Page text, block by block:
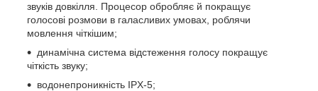
звуків довкілля. Процесор обробляє й покращує
голосові розмови в галасливих умовах, роблячи
мовлення чіткішим;
динамічна система відстеження голосу покращує
чіткість звуку;
водонепроникність IPX-5;